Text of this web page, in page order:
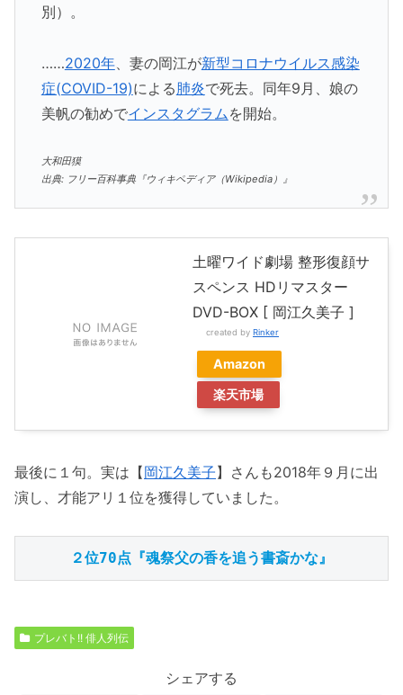
別）。
……2020年、妻の岡江が新型コロナウイルス感染
症(COVID-19)による肺炎で死去。同年9月、娘の
美帆の勧めでインスタグラム を開始。
大和田獏
出典: フリー百科事典『ウィキペディア（Wikipedia）』
土曜ワイド劇場 整形復顔サ
スペンス HDリマスター
DVD-BOX [ 岡江久美子 ]
created by Rinker
Amazon
楽天市場
最後に１句。実は【岡江久美子】さんも2018年９月に出
演し、才能アリ１位を獲得していました。
２位70点『魂祭父の香を追う書斎かな』
プレバト!! 俳人列伝
シェアする